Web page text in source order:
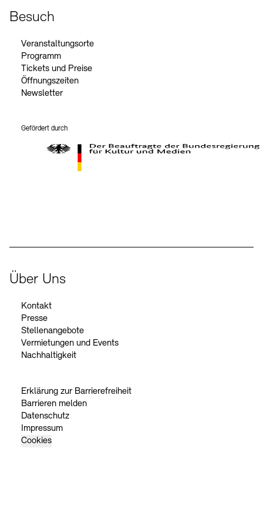
Besuch
Veranstaltungsorte
Programm
Tickets und Preise
Öffnungszeiten
Newsletter
Gefördert durch
Über Uns
Kontakt
Presse
Stellenangebote
Vermietungen und Events
Nachhaltigkeit
Erklärung zur Barrierefreiheit
Barrieren melden
Datenschutz
Impressum
Cookies